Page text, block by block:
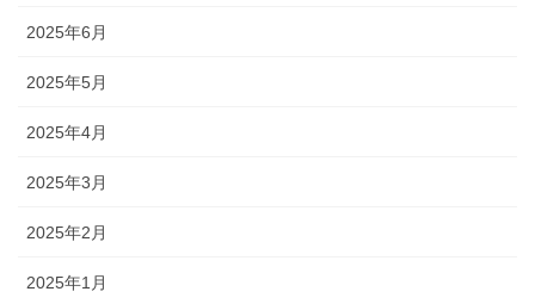
2025年6月
2025年5月
2025年4月
2025年3月
2025年2月
2025年1月